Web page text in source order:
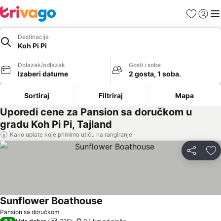
FavoritiPrijavi
Destinacija
Koh Pi Pi
Dolazak/odlazak
Izaberi datume
Gosti i sobe
2 gosta, 1 soba.
Sortiraj Filtriraj Mapa
Uporedi cene za Pansion sa doručkom u
gradu Koh Pi Pi, Tajland
Kako uplate koje primimo utiču na rangiranje
Deli
Pansion sa doručkom
Sunflower Boathouse